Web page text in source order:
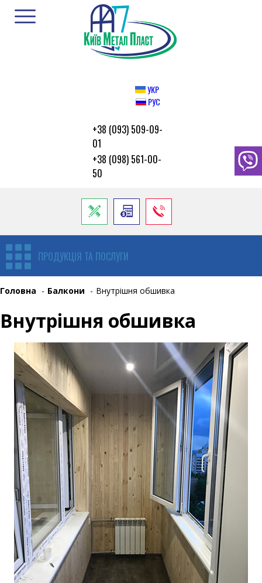
УКР
РУС
+38 (093) 509-09-
01
+38 (098) 561-00-
50
ПРОДУКЦІЯ ТА ПОСЛУГИ
Головна - Балкони - Внутрішня обшивка
Внутрішня обшивка